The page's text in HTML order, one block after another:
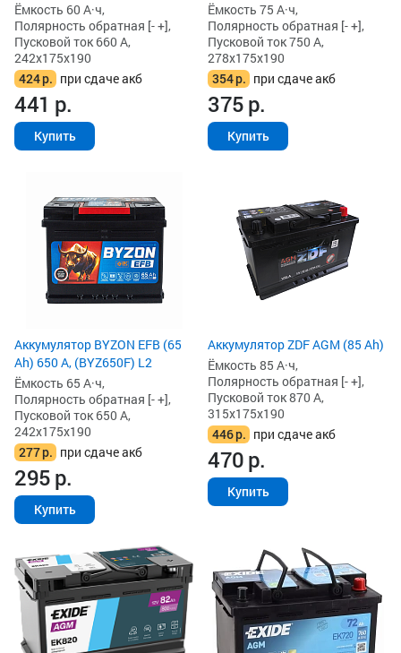
Ёмкость 60 А·ч,
Полярность обратная [- +],
Пусковой ток 660 А,
242x175x190
424р. при сдаче акб
441 р.
Купить
Ёмкость 75 А·ч,
Полярность обратная [- +],
Пусковой ток 750 А,
278x175x190
354р. при сдаче акб
375р.
Купить
Аккумулятор BYZON EFB (65
Ah) 650 А, (BYZ650F) L2
Ёмкость 65 А·ч,
Полярность обратная [- +],
Пусковой ток 650 А,
242x175x190
277р. при сдаче акб
295р.
Купить
Аккумулятор ZDF AGM (85 Ah)
Ёмкость 85 А·ч,
Полярность обратная [- +],
Пусковой ток 870 А,
315x175x190
446р. при сдаче акб
470р.
Купить